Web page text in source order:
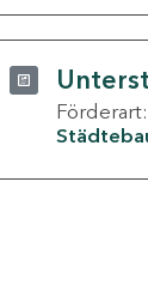
Förderart: